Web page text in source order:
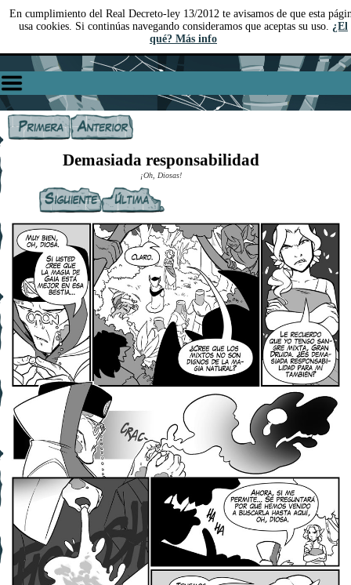
En cumplimiento del Real Decreto-ley 13/2012 te avisamos de que esta
usa cookies. Si continúas navegando consideramos que aceptas su uso. ¿El
qué? Más info
Demasiada responsabilidad
¡Oh, Diosas!